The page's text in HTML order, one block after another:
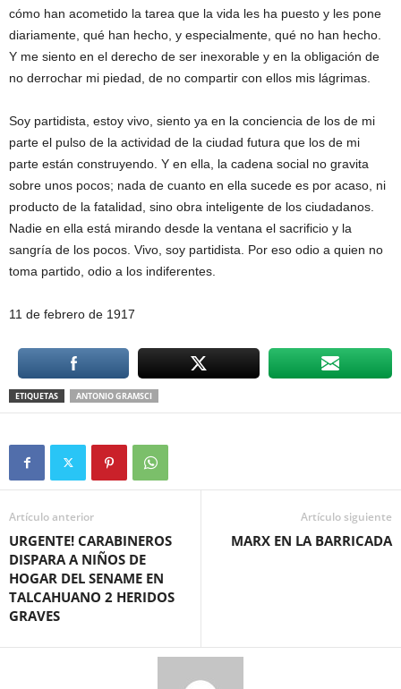
cómo han acometido la tarea que la vida les ha puesto y les pone
diariamente, qué han hecho, y especialmente, qué no han hecho.
Y me siento en el derecho de ser inexorable y en la obligación de
no derrochar mi piedad, de no compartir con ellos mis lágrimas.
Soy partidista, estoy vivo, siento ya en la conciencia de los de mi
parte el pulso de la actividad de la ciudad futura que los de mi
parte están construyendo. Y en ella, la cadena social no gravita
sobre unos pocos; nada de cuanto en ella sucede es por acaso, ni
producto de la fatalidad, sino obra inteligente de los ciudadanos.
Nadie en ella está mirando desde la ventana el sacrificio y la
sangría de los pocos. Vivo, soy partidista. Por eso odio a quien no
toma partido, odio a los indiferentes.
11 de febrero de 1917
ETIQUETAS ANTONIO GRAMSCI
Artículo anterior
URGENTE! CARABINEROS
DISPARA A NIÑOS DE
HOGAR DEL SENAME EN
TALCAHUANO 2 HERIDOS
GRAVES
Artículo siguiente
MARX EN LA BARRICADA